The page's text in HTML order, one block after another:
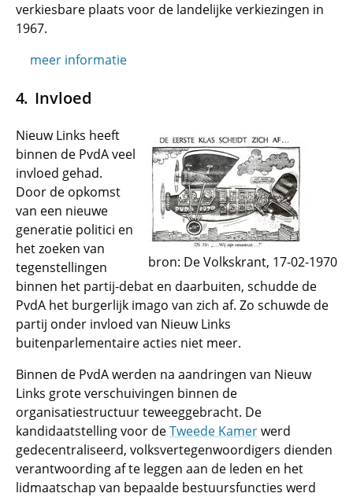
verkiesbare plaats voor de landelijke verkiezingen in
1967.
meer informatie
Invloed
bron: De Volkskrant, 17-02-1970
Nieuw Links heeft
binnen de PvdA veel
invloed gehad.
Door de opkomst
van een nieuwe
generatie politici en
het zoeken van
tegenstellingen
binnen het partij-debat en daarbuiten, schudde de
PvdA het burgerlijk imago van zich af. Zo schuwde de
partij onder invloed van Nieuw Links
buitenparlementaire acties niet meer.
Binnen de PvdA werden na aandringen van Nieuw
Links grote verschuivingen binnen de
organisatiestructuur teweeggebracht. De
kandidaatstelling voor deTweede Kamerwerd
gedecentraliseerd, volksvertegenwoordigers dienden
verantwoording af te leggen aan de leden en het
lidmaatschap van bepaalde bestuursfuncties werd